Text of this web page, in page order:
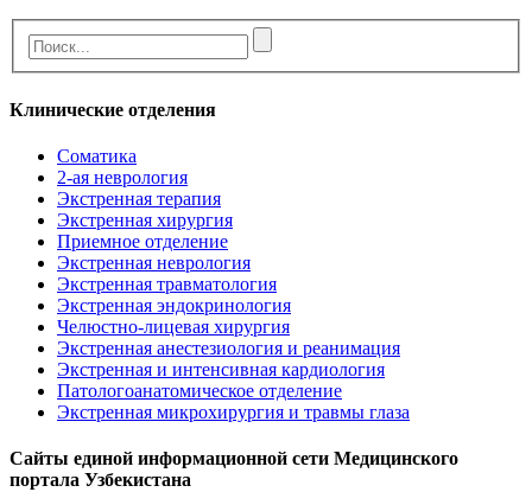
Клинические отделения
Cоматика
2-ая неврология
Экстренная терапия
Экстренная хирургия
Приемное отделение
Экстренная неврология
Экстренная травматология
Экстренная эндокринология
Челюстно-лицевая хирургия
Экстренная анестезиология и реанимация
Экстренная и интенсивная кардиология
Патологоанатомическое отделение
Экстренная микрохирургия и травмы глаза
Сайты единой информационной сети Медицинского
портала Узбекистана